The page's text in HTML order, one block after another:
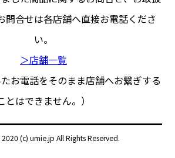
問合せは各店舗へ直接お電話くださ
い。
＞店舗一覧
たお電話をそのまま店舗へお繋ぎする
とはできません。）
(c) umie.jp All Rights Reserved.